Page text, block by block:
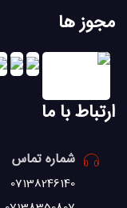
مجوز ها
ارتباط با ما
شماره تماس
07138246140